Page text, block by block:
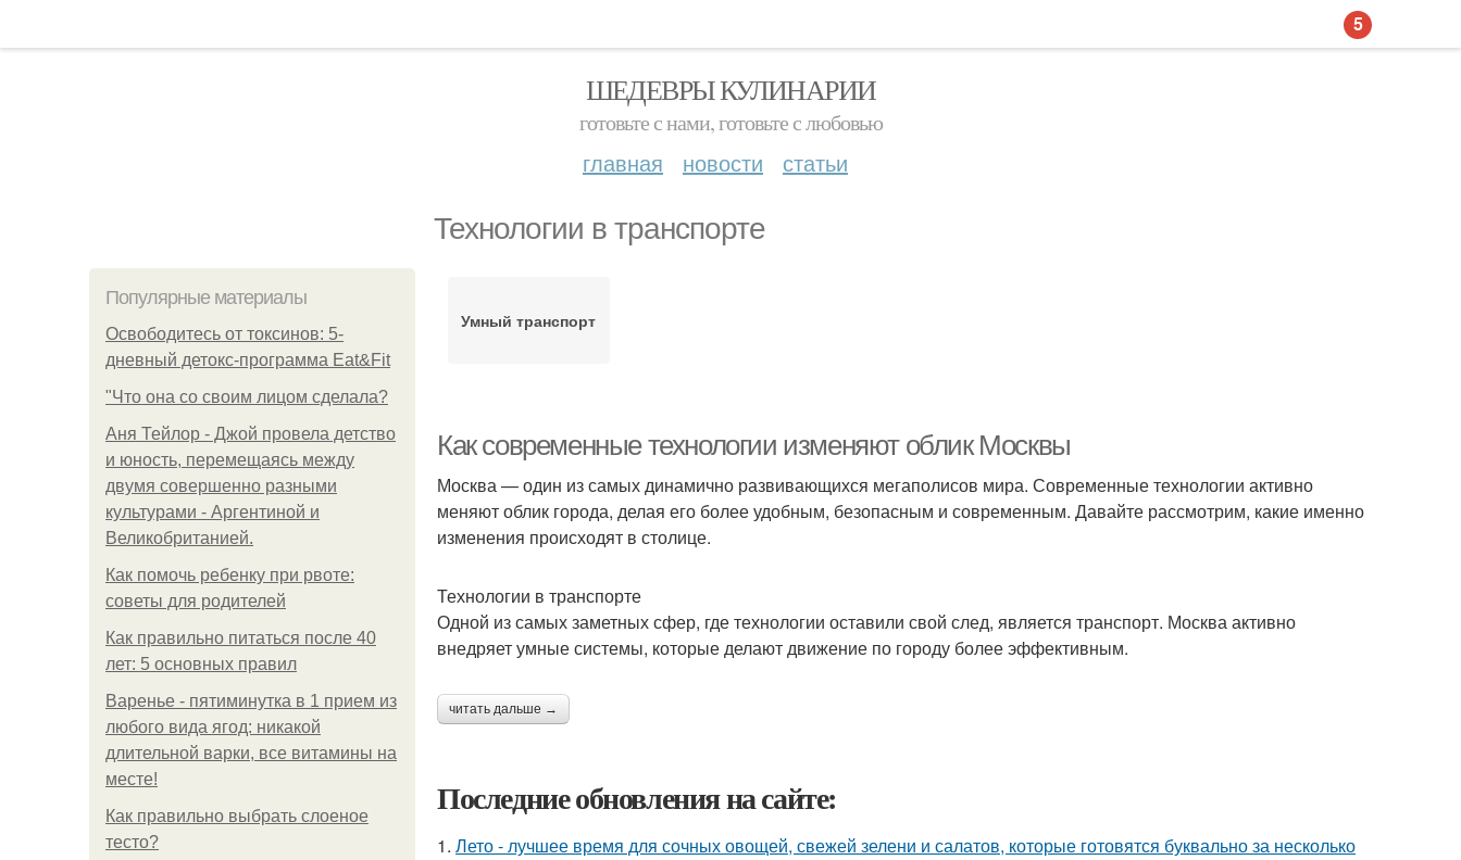
ШЕДЕВРЫ КУЛИНАРИИ
готовьте с нами, готовьте с любовью
главная новости статьи
Технологии в транспорте
Популярные материалы
Освободитесь от токсинов: 5-
дневный детокс-программа Eat&Fit
"Что она со своим лицом сделала?
Аня Тейлор - Джой провела детство
и юность, перемещаясь между
двумя совершенно разными
культурами - Аргентиной и
Великобританией.
Как помочь ребенку при рвоте:
советы для родителей
Как правильно питаться после 40
лет: 5 основных правил
Варенье - пятиминутка в 1 прием из
любого вида ягод: никакой
длительной варки, все витамины на
месте!
Как правильно выбрать слоеное
тесто?
Умный транспорт
Как современные технологии изменяют облик Москвы
Москва — один из самых динамично развивающихся мегаполисов мира. Современные технологии активно
меняют облик города, делая его более удобным, безопасным и современным. Давайте рассмотрим, какие именно
изменения происходят в столице.
Технологии в транспорте
Одной из самых заметных сфер, где технологии оставили свой след, является транспорт. Москва активно
внедряет умные системы, которые делают движение по городу более эффективным.
читать дальше →
Последние обновления на сайте:
1. Лето - лучшее время для сочных овощей, свежей зелени и салатов, которые готовятся буквально за несколько
5